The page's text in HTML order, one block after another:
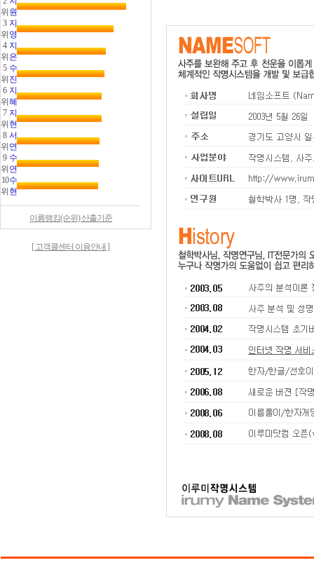
위 원
3
위
지
영
4
위
지
은
5
위
수
진
6
위
지
혜
7
위
지
현
8
위
서
연
9
위
수
연
10
위
수
현
이름랭킹(순위) 산출기준
[ 고객콜센터 이용안내 ]